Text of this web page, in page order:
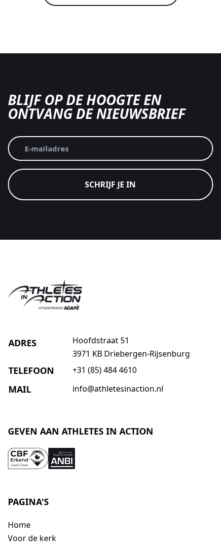
BLIJF OP DE HOOGTE EN
ONTVANG DE NIEUWSBRIEF
E-
mailadres
(Vereist)
ADRES
Hoofdstraat 51
3971 KB Driebergen-Rijsenburg
TELEFOON +31 (85) 484 4610
MAIL info@athletesinaction.nl
GEVEN AAN ATHLETES IN ACTION
PAGINA'S
Home
Voor de kerk